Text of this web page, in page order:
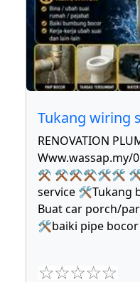
Tukang wiring
RENOVATION
⚒ ⚒⚒⚒🛠🛠
service 🛠Tukang
Buat car porch/
🛠baiki pipe